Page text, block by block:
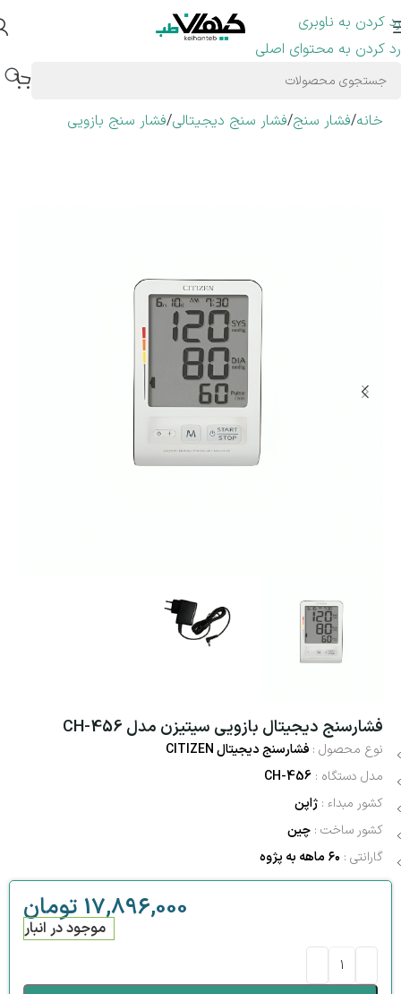
رد کردن به ناوبری
رد کردن به محتوای اصلی
خانه/فشار سنج/فشار سنج دیجیتالی/فشار سنج بازویی
فشارسنج دیجیتال بازویی سیتیزن مدل CH-456
نوع محصول : فشارسنج دیجیتال CITIZEN
مدل دستگاه : CH-456
کشور مبداء : ژاپن
کشور ساخت : چین
گارانتی : ۶۰ ماهه به پژوه
17,896,000 تومان
موجود در انبار